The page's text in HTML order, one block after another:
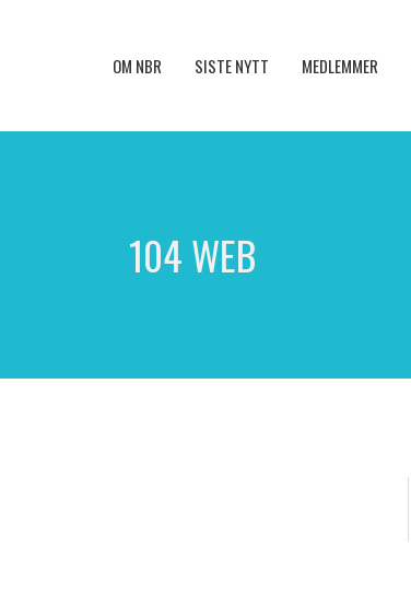
OM NBR SISTE NYTT MEDLEMMER
104 WEB